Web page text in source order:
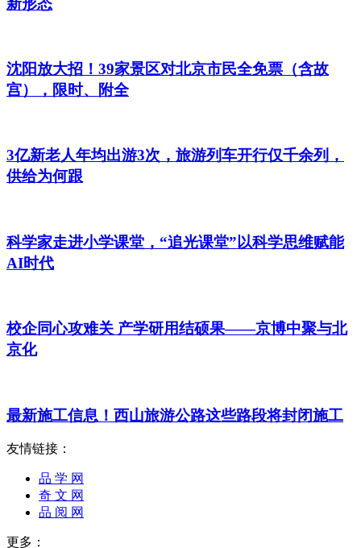
沈阳放大招！39家景区对北京市民全免票（含故
宫），限时、附全
3亿新老人年均出游3次，旅游列车开行仅千余列，
供给为何跟
科学家走进小学课堂，“追光课堂”以科学思维赋能
AI时代
校企同心攻难关 产学研用结硕果——京博中聚与北
京化
最新施工信息！西山旅游公路这些路段将封闭施工
友情链接：
品 学 网
奇 文 网
品 阅 网
更多：